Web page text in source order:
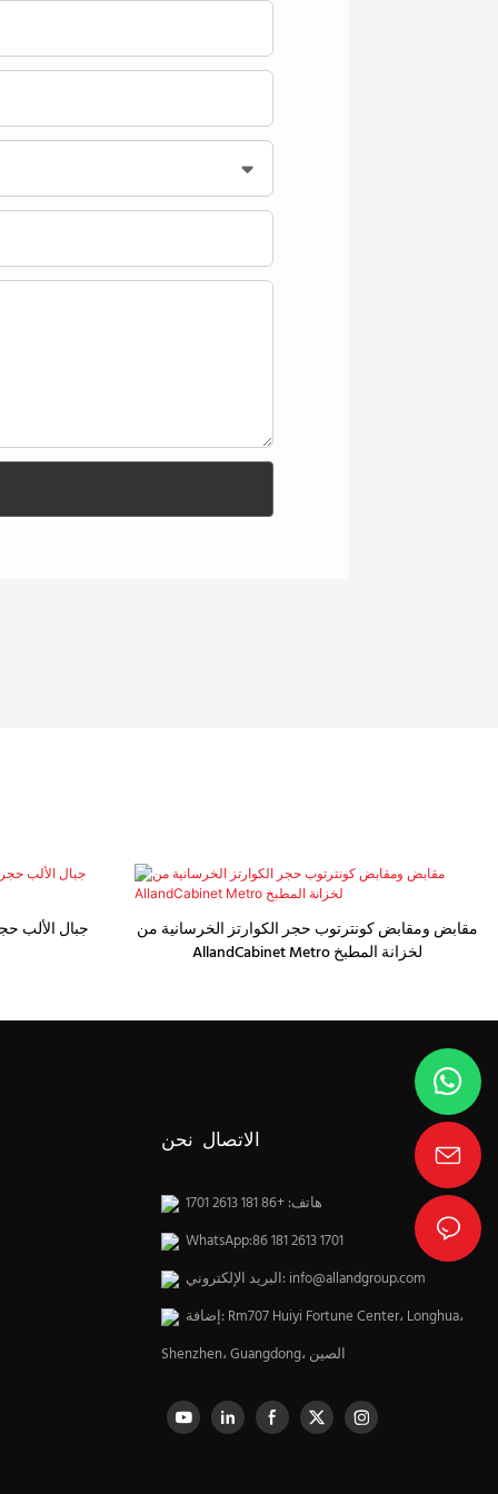
جبال الألب
مقابض ومقابض كونترتوب حجر الكوارتز الخرسانية من
AllandCabinet Metro لخزانة المطبخ
الاتصال نحن
هاتف: +86 181 2613 1701
WhatsApp:86 181 2613 1701
البريد الإلكتروني: info@allandgroup.com
إضافة: Rm707 Huiyi Fortune Center، Longhua،
Shenzhen، Guangdong، الصين